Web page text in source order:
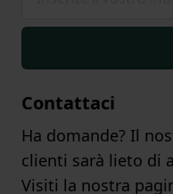
Contattaci
Ha domande? Il
clienti sarà lieto di
Visiti la nostra